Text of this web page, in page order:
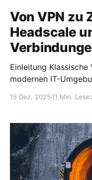
Von VPN zu
Headscale
Einleitung Klassische VPN-Konzepte stoßen in
modernen IT-
Ansätzen,
und Netzwerksicherheit. Ein zentrales
klassischer VPN-
erfolgreicher
15 Dez. 2025 11 Min.